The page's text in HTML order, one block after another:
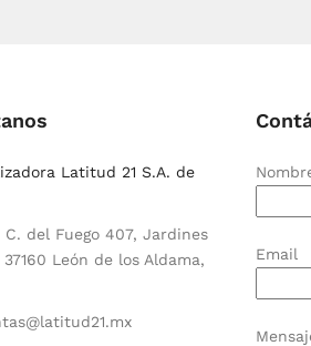
Latitud 21 S.A. de
C. del Fuego 407, Jardines
León de los Aldama,
Email